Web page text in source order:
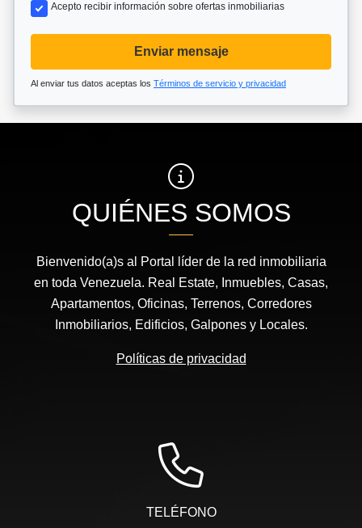
Acepto recibir información sobre ofertas inmobiliarias
Enviar mensaje
Al enviar tus datos aceptas los Términos de servicio y privacidad
QUIÉNES SOMOS
Bienvenido(a)s al Portal líder de la red inmobiliaria
en toda Venezuela. Real Estate, Inmuebles, Casas,
Apartamentos, Oficinas, Terrenos, Corredores
Inmobiliarios, Edificios, Galpones y Locales.
Políticas de privacidad
TELÉFONO